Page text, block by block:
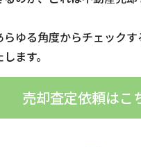
ゆる角度からチェック
ます。
売却査定依頼はこ